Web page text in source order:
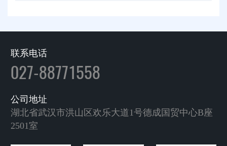
联系电话
027-88771558
公司地址
湖北省武汉市洪山区欢乐大道1号德成国贸中心B座
2501室